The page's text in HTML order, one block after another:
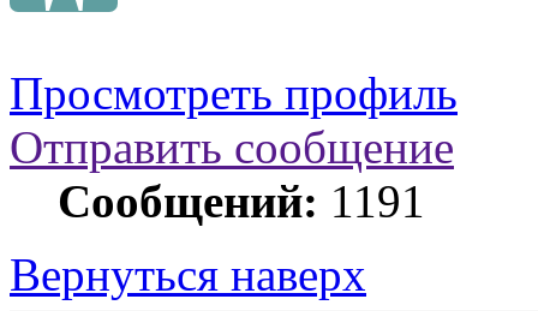
Просмотреть профиль
Отправить сообщение
Сообщений: 1191
Вернуться наверх